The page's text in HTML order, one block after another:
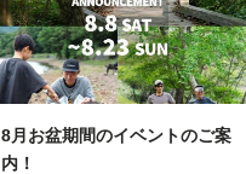
8月お盆期間のイベントのご案
内！